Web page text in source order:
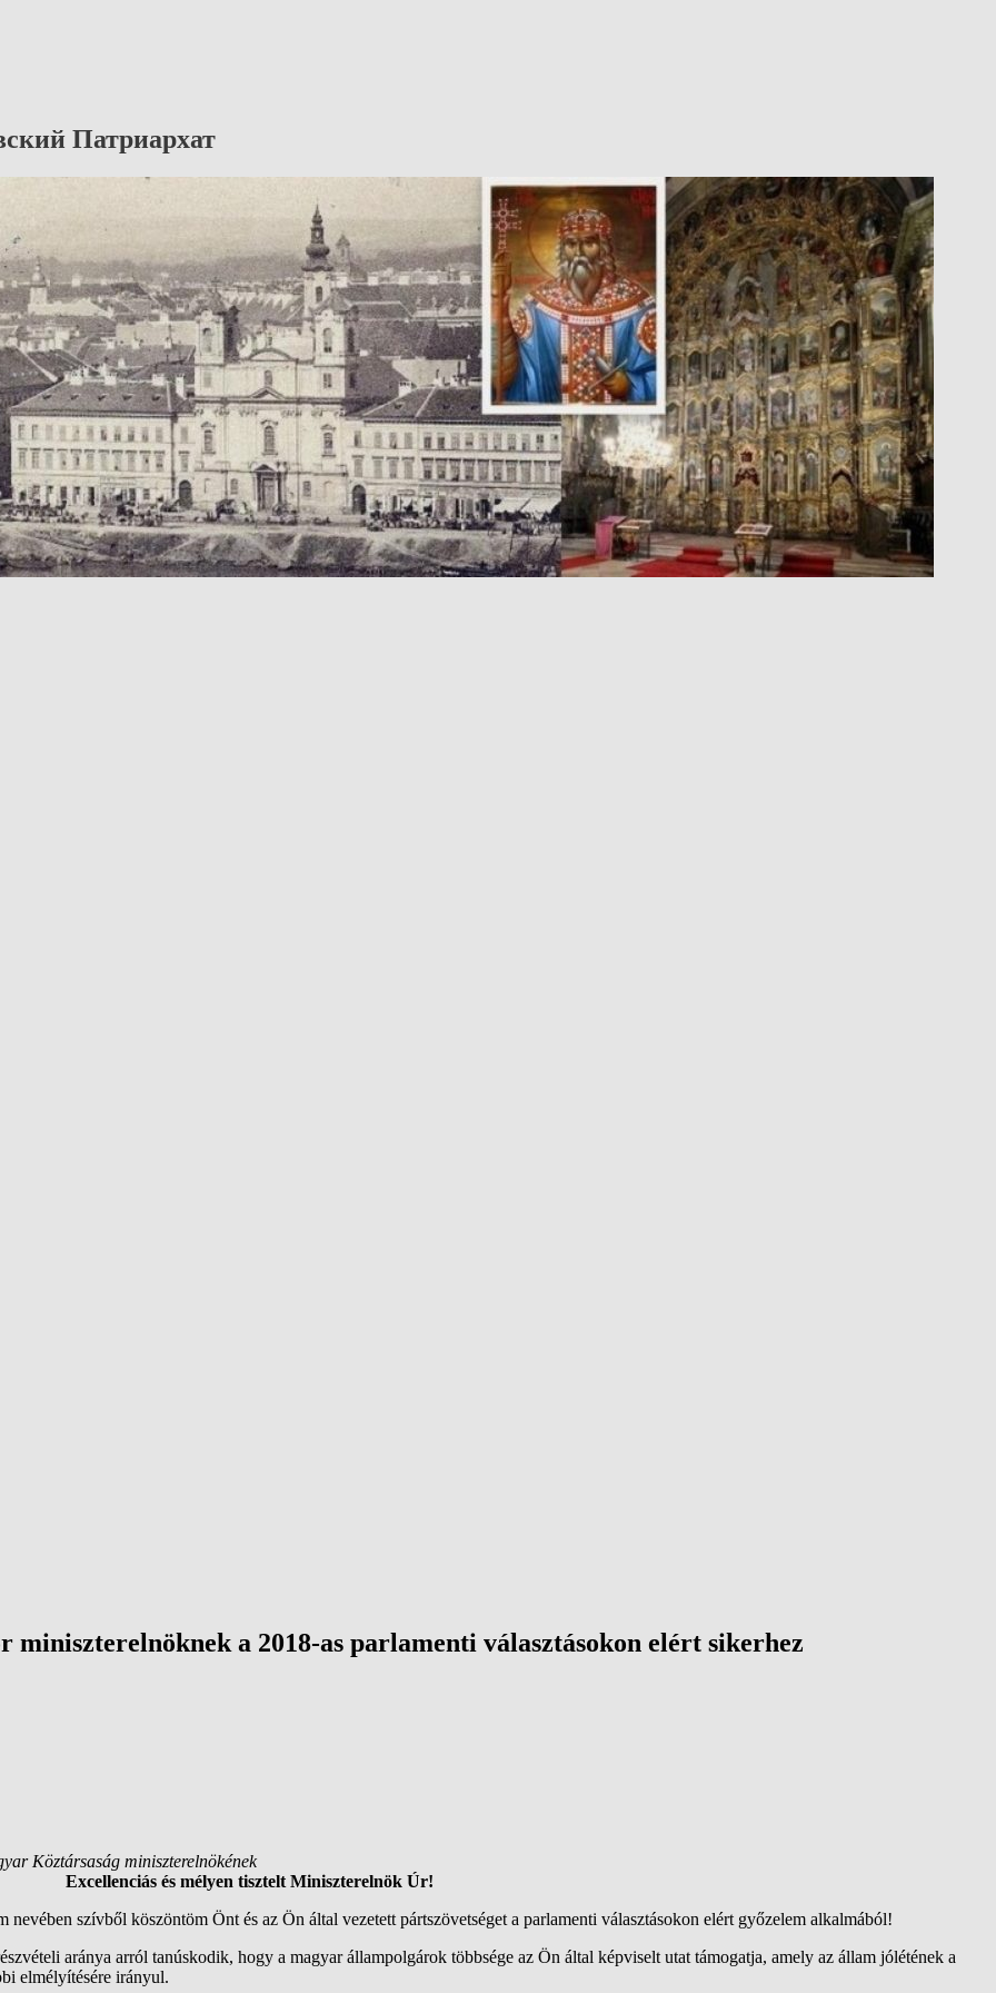
Патриархат
a 2018-as parlamenti választásokon elért sikerhez
Köztársaság miniszterelnökének
Excellenciás és mélyen tisztelt Miniszterelnök Úr!
nevében szívből köszöntöm Önt és az Ön által vezetett pártszövetséget a parlamenti választásokon elért győzelem alkalmából!
aránya arról tanúskodik, hogy a magyar állampolgárok többsége az Ön által képviselt utat támogatja, amely az állam jólétének a
elmélyítésére irányul.